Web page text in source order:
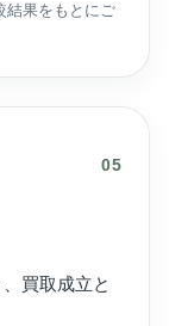
結果をもとにご
05
買取成立と